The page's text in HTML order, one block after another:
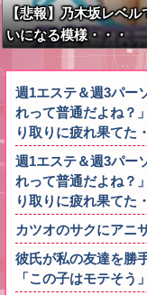
【悲報】乃木坂レベ
いになる模様・・・
週1エステ＆週3パー
れって普通だよね？
り取りに疲れ果てた
週1エステ＆週3パー
れって普通だよね？
り取りに疲れ果てた
カツオのサクにアニ
彼氏が私の友達を勝
「この子はモテそう